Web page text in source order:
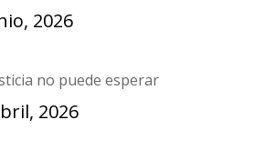
2026
no puede esperar
2026